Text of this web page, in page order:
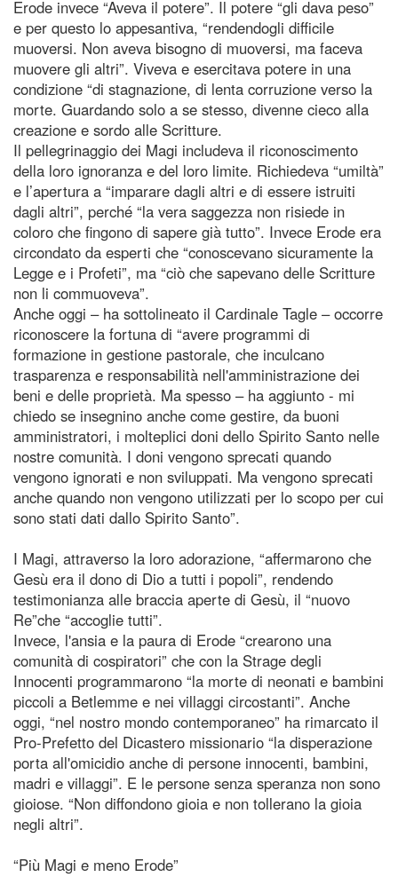
Erode invece “Aveva il potere”. Il potere “gli dava peso”
e per questo lo appesantiva, “rendendogli difficile
muoversi. Non aveva bisogno di muoversi, ma faceva
muovere gli altri”. Viveva e esercitava potere in una
condizione “di stagnazione, di lenta corruzione verso la
morte. Guardando solo a se stesso, divenne cieco alla
creazione e sordo alle Scritture.
Il pellegrinaggio dei Magi includeva il riconoscimento
della loro ignoranza e del loro limite. Richiedeva “umiltà”
e l’apertura a “imparare dagli altri e di essere istruiti
dagli altri”, perché “la vera saggezza non risiede in
coloro che fingono di sapere già tutto”. Invece Erode era
circondato da esperti che “conoscevano sicuramente la
Legge e i Profeti”, ma “ciò che sapevano delle Scritture
non li commuoveva”.
Anche oggi – ha sottolineato il Cardinale Tagle – occorre
riconoscere la fortuna di “avere programmi di
formazione in gestione pastorale, che inculcano
trasparenza e responsabilità nell'amministrazione dei
beni e delle proprietà. Ma spesso – ha aggiunto - mi
chiedo se insegnino anche come gestire, da buoni
amministratori, i molteplici doni dello Spirito Santo nelle
nostre comunità. I doni vengono sprecati quando
vengono ignorati e non sviluppati. Ma vengono sprecati
anche quando non vengono utilizzati per lo scopo per cui
sono stati dati dallo Spirito Santo”.
I Magi, attraverso la loro adorazione, “affermarono che
Gesù era il dono di Dio a tutti i popoli”, rendendo
testimonianza alle braccia aperte di Gesù, il “nuovo
Re”che “accoglie tutti”.
Invece, l'ansia e la paura di Erode “crearono una
comunità di cospiratori” che con la Strage degli
Innocenti programmarono “la morte di neonati e bambini
piccoli a Betlemme e nei villaggi circostanti”. Anche
oggi, “nel nostro mondo contemporaneo” ha rimarcato il
Pro-Prefetto del Dicastero missionario “la disperazione
porta all'omicidio anche di persone innocenti, bambini,
madri e villaggi”. E le persone senza speranza non sono
gioiose. “Non diffondono gioia e non tollerano la gioia
negli altri”.
“Più Magi e meno Erode”